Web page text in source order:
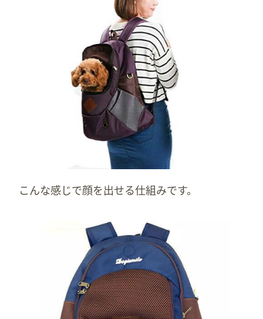
こんな感じで顔を出せる仕組みです。